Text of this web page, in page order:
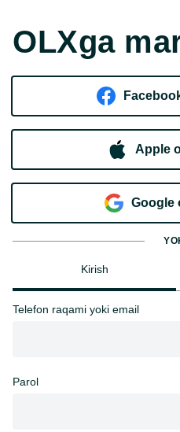
OLXga
Apple
Goo​g​le
Kirish
Telefon raqami yoki email
Parol